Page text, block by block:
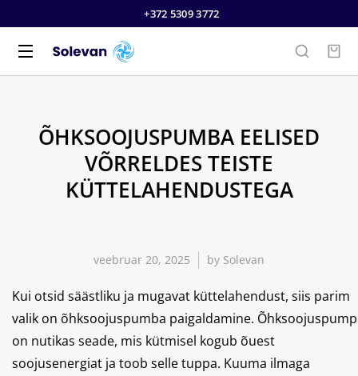
+372 5309 3772
ÕHKSOOJUSPUMBA EELISED
VÕRRELDES TEISTE
KÜTTELAHENDUSTEGA
veebruar 20, 2025 by Solevan
Kui otsid säästliku ja mugavat küttelahendust, siis parim
valik on õhksoojuspumba paigaldamine. Õhksoojuspump
on nutikas seade, mis kütmisel kogub õuest
soojusenergiat ja toob selle tuppa. Kuuma ilmaga